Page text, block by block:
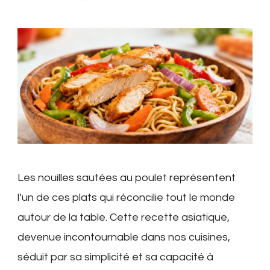
Les nouilles sautées au poulet représentent
l’un de ces plats qui réconcilie tout le monde
autour de la table. Cette recette asiatique,
devenue incontournable dans nos cuisines,
séduit par sa simplicité et sa capacité à